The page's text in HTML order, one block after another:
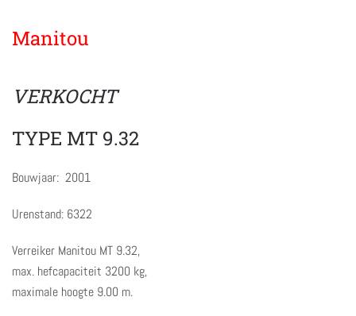
Manitou
VERKOCHT
TYPE MT 9.32
Bouwjaar: 2001
Urenstand: 6322
Verreiker Manitou MT 9.32,
max. hefcapaciteit 3200 kg,
maximale hoogte 9.00 m.